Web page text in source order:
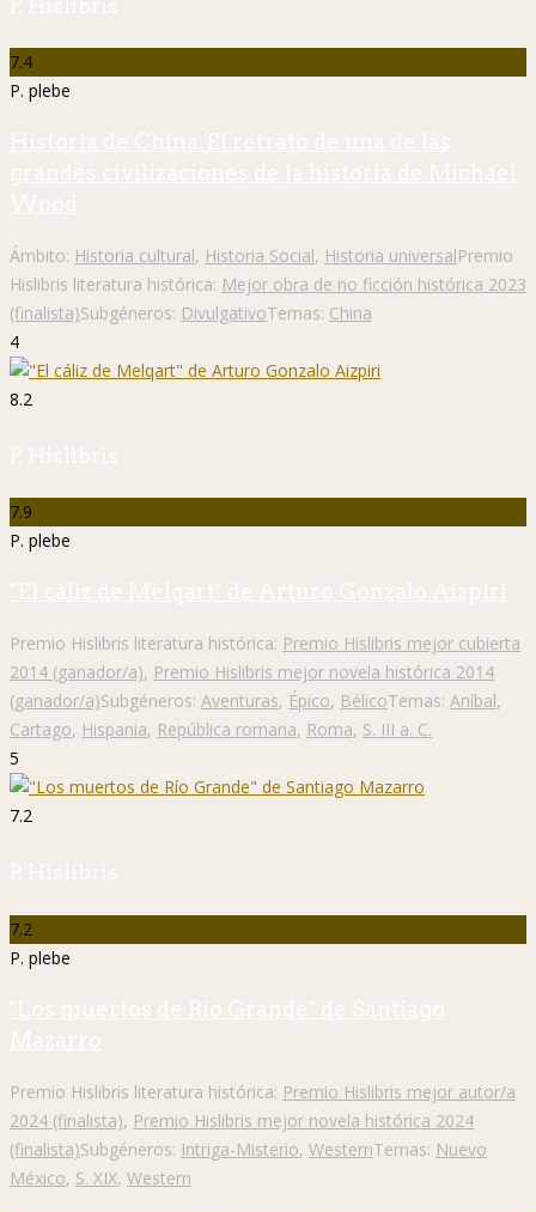
P. Hislibris
7.4
P. plebe
Historia de China. El retrato de una de las
grandes civilizaciones de la historia de Michael
Wood
Ámbito: Historia cultural, Historia Social, Historia universalPremio
Hislibris literatura histórica: Mejor obra de no ficción histórica 2023
(finalista)Subgéneros: DivulgativoTemas: China
4
8.2
P. Hislibris
7.9
P. plebe
"El cáliz de Melqart" de Arturo Gonzalo Aizpiri
Premio Hislibris literatura histórica: Premio Hislibris mejor cubierta
2014 (ganador/a), Premio Hislibris mejor novela histórica 2014
(ganador/a)Subgéneros: Aventuras, Épico, BélicoTemas: Aníbal,
Cartago, Hispania, República romana, Roma, S. III a. C.
5
7.2
P. Hislibris
7.2
P. plebe
"Los muertos de Río Grande" de Santiago
Mazarro
Premio Hislibris literatura histórica: Premio Hislibris mejor autor/a
2024 (finalista), Premio Hislibris mejor novela histórica 2024
(finalista)Subgéneros: Intriga-Misterio, WesternTemas: Nuevo
México, S. XIX, Western